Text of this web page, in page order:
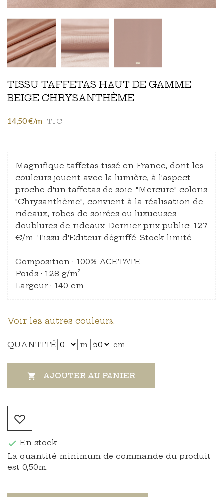
TISSU TAFFETAS HAUT DE GAMME
BEIGE CHRYSANTHÈME
14,50 €/m TTC
Magnifique taffetas tissé en France, dont les
couleurs jouent avec la lumière, à l'aspect
proche d'un taffetas de soie. "Mercure" coloris
"Chrysanthème", convient à la réalisation de
rideaux, robes de soirées ou luxueuses
doublures de rideaux. Dernier prix public: 127
€/m. Tissu d'Editeur dégriffé. Stock limité.
Composition : 100% ACETATE
Poids : 128 g/m²
Largeur : 140 cm
Voir les autres couleurs.
QUANTITÉ m cm
 AJOUTER AU PANIER
 En stock
La quantité minimum de commande du produit
est 0,50m.